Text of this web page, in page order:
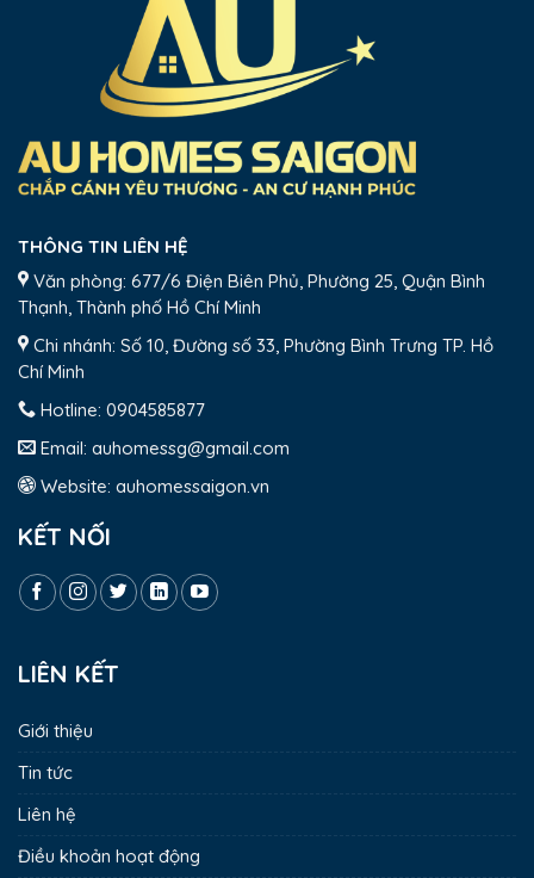
THÔNG TIN LIÊN HỆ
Văn phòng: 677/6 Điện Biên Phủ, Phường 25, Quận Bình
Thạnh, Thành phố Hồ Chí Minh
Chi nhánh: Số 10, Đường số 33, Phường Bình Trưng TP. Hồ
Chí Minh
Hotline: 0904585877
Email: auhomessg@gmail.com
Website: auhomessaigon.vn
KẾT NỐI
LIÊN KẾT
Giới thiệu
Tin tức
Liên hệ
Điều khoản hoạt động